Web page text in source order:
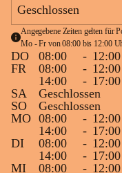
Geschlossen
Angegebene Zeiten gelten für
Mo - Fr von 08:00 bis 12:00
DO 08:00 - 12:00
FR
08:00 - 12:00
14:00
- 17:00
SA
Geschlossen
SO
Geschlossen
MO 08:00 - 12:00
14:00
- 17:00
DI
08:00 - 12:00
14:00
- 17:00
MI
08:00 - 12:00